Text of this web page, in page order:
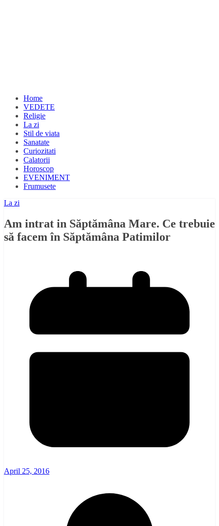
Home
VEDETE
Religie
La zi
Stil de viata
Sanatate
Curiozitati
Calatorii
Horoscop
EVENIMENT
Frumusete
La zi
Am intrat in Săptămâna Mare. Ce trebuie
să facem în Săptămâna Patimilor
April 25, 2016